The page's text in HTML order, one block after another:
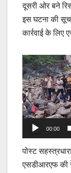
दूसरी ओर बने
इस घटना की
कार्रवाई के
Video
Player
00:00
पोस्ट
एसडीआरएफ की